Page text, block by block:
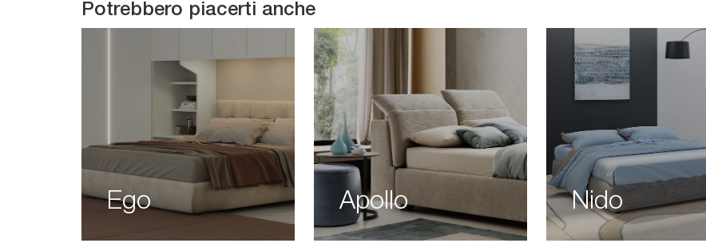
Potrebbero piacerti anche
Ego Apollo Nido